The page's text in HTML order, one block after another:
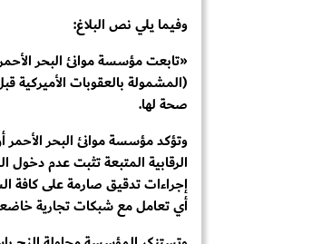
وفيما يلي نص البلاغ:
(المشمولة بالعقوبات الأميركية
صحة لها.
وتؤكد مؤسسة موانئ البحر الأحمر
الرقابية المتبعة تثبت عدم دخول
إجراءات تدقيق صارمة على كافة
أي تعامل مع شبكات تجارية